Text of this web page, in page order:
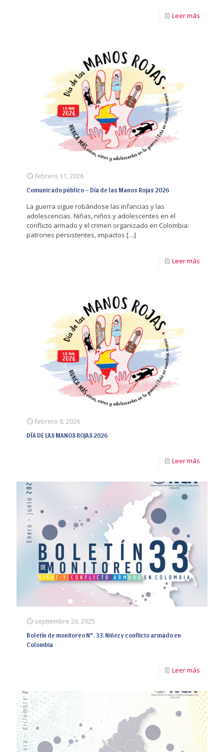
Leer más
febrero 11, 2026
Comunicado público – Día de las Manos Rojas 2026
La guerra sigue robándose las infancias y las
adolescencias. Niñas, niños y adolescentes en el
conflicto armado y el crimen organizado en Colombia:
patrones persistentes, impactos […]
Leer más
febrero 8, 2026
DÍA DE LAS MANOS ROJAS 2026
Leer más
septiembre 26, 2025
Boletín de monitoreo N°. 33: Niñez y conflicto armado en
Colombia
Leer más